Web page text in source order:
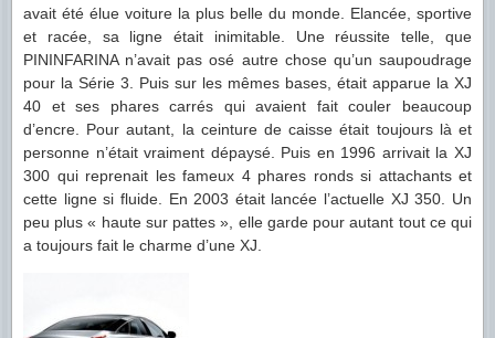
avait été élue voiture la plus belle du monde. Elancée, sportive
et racée, sa ligne était inimitable. Une réussite telle, que
PININFARINA n’avait pas osé autre chose qu’un saupoudrage
pour la Série 3. Puis sur les mêmes bases, était apparue la XJ
40 et ses phares carrés qui avaient fait couler beaucoup
d’encre. Pour autant, la ceinture de caisse était toujours là et
personne n’était vraiment dépaysé. Puis en 1996 arrivait la XJ
300 qui reprenait les fameux 4 phares ronds si attachants et
cette ligne si fluide. En 2003 était lancée l’actuelle XJ 350. Un
peu plus « haute sur pattes », elle garde pour autant tout ce qui
a toujours fait le charme d’une XJ.